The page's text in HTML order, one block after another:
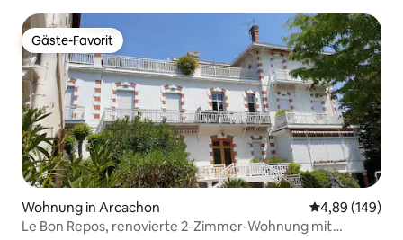
Gäste-Favorit
Gäste-Favorit
Wohnung in Arcachon
4,89 (149)
Le Bon Repos, renovierte 2-Zimmer-Wohnung mit